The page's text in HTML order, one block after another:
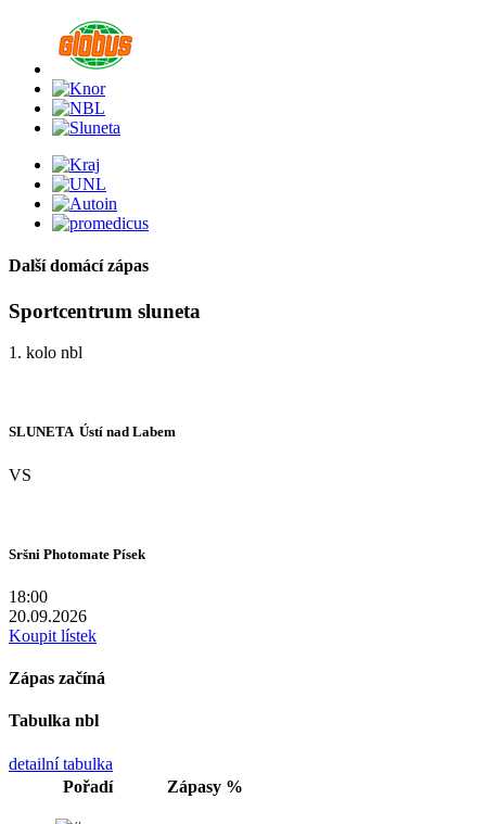
Další domácí zápas
Sportcentrum sluneta
1. kolo nbl
SLUNETA  Ústí nad Labem
VS
Sršni Photomate Písek
18:00
20.09.2026
Koupit lístek
Zápas začíná
Tabulka nbl
detailní tabulka
Pořadí
Zápasy %